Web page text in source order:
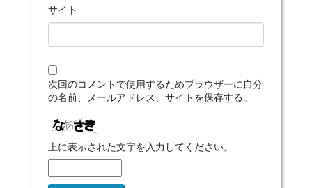
サイト
次回のコメントで使用するためブラウザーに自分
の名前、メールアドレス、サイトを保存する。
上に表示された文字を入力してください。